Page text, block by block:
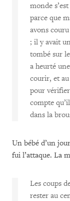
monde
parce que
avons
; il y avait
tombé sur
a heurté
courir, et
pour
compte
dans la
Un bébé d’un
fui l’attaque. La
Les coups
rester au